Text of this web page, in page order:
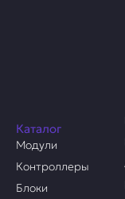
Каталог
Модули
Контроллеры
Блоки